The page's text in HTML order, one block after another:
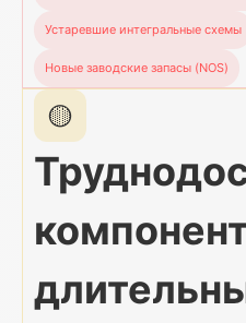
Устаревшие интегральные схемы
Новые заводские запасы (NOS)
🟡